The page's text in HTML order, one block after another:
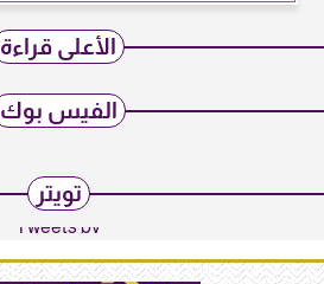
الأعلى قراءة
الفيس بوك
تويتر
Tweets by